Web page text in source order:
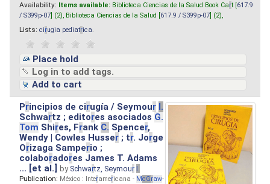
Availability: Items available: Biblioteca Ciencias de la Salud Book Cart [ 617.9
/ S399p-07 ] (2), Biblioteca Ciencias de la Salud [ 617.9 / S399p-07 ] (2),
Lists: cirugia pediatrica
Place hold
Log in to add tags.
Add to cart
Principios de cirugía / Seymour I.
Schwartz ; editores asociados G.
Tom Shires, Frank C. Spencer,
Wendy | Cowles Husser ; tr. Jorge
Orizaga Samperio ;
colaboradores James T. Adams
... [et al.]by Schwartz, Seymour I.
Publication: México : Interamericana - McGraw-